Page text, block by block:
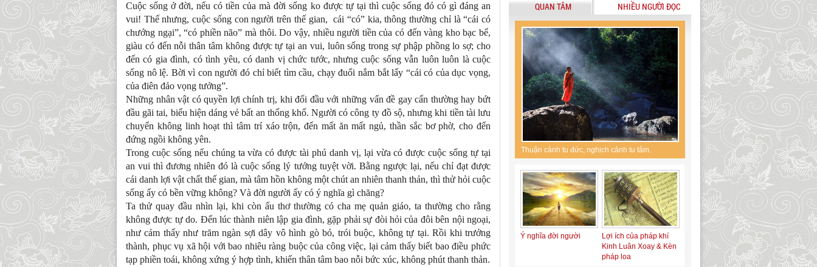
Cuộc sống ở đời, nếu có tiền của mà đời sống ko được tự tại thì cuộc sống đó có gì đáng an
vui! Thế nhưng, cuộc sống con người trên thế gian, cái “có” kia, thông thường chỉ là “cái có
chướng ngại”, “có phiền não” mà thôi. Do vậy, nhiều người tiền của có đến vàng kho bạc bể,
giàu có đến nỗi thân tâm không được tự tại an vui, luôn sống trong sự phập phồng lo sợ; cho
đến có gia đình, có tình yêu, có danh vị chức tước, nhưng cuộc sống vẫn luôn luôn là cuộc
sống nô lệ. Bời vì con người đó chỉ biết tìm cầu, chạy đuổi nắm bắt lấy “cái có của dục vọng,
của điên đảo vọng tưởng”.
Những nhân vật có quyền lợi chính trị, khi đối đầu với những vấn đề gay cấn thường hay bứt
đầu gãi tai, biểu hiện dáng vẻ bất an thống khổ. Người có công ty đồ sộ, nhưng khi tiền tài lưu
chuyển không linh hoạt thì tâm trí xáo trộn, đến mất ăn mất ngủ, thần sắc bơ phờ, cho đến
đứng ngồi không yên.
Trong cuộc sống nếu chúng ta vừa có được tài phú danh vị, lại vừa có được cuộc sống tự tại
an vui thì đương nhiên đó là cuộc sống lý tưởng tuyệt vời. Bằng ngược lại, nếu chỉ đạt được
cái danh lợi vật chất thế gian, mà tâm hồn không một chút an nhiên thanh thản, thì thử hỏi cuộc
sống ấy có bền vững không? Và đời người ấy có ý nghĩa gì chăng?
Ta thử quay đầu nhìn lại, khi còn ấu thơ thường có cha mẹ quản giáo, ta thường cho rằng
không được tự do. Đến lúc thành niên lập gia đình, gặp phải sự đòi hỏi của đôi bên nội ngoại,
như cảm thấy như trăm ngàn sợi dây vô hình gò bó, trói buộc, không tự tại. Rồi khi trưởng
thành, phục vụ xã hội với bao nhiêu ràng buộc của công việc, lại cảm thấy biết bao điều phức
tạp phiền toái, không xứng ý hợp tình, khiến thân tâm bao nỗi bức xúc, không phút thanh thản.
QUAN TÂM NHIỀU NGƯỜI ĐỌC
Thuận cảnh tu đức, nghịch cảnh tu tâm.
Ý nghĩa đời người
Lợi ích của pháp khí
Kinh Luân Xoay & Kèn
pháp loa